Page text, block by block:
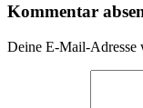
Kommentar
Deine E-Mail-